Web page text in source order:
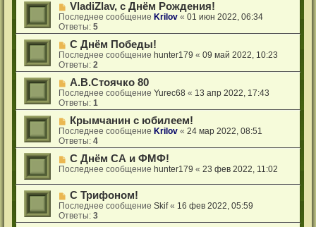
VladiZlav, с Днём Рождения!
Последнее сообщение Krilov «01 июн 2022, 06:34
Ответы:5
С Днём Победы!
Последнее сообщение hunter179 «09 май 2022, 10:23
Ответы:2
А.В.Стоячко 80
Последнее сообщениеYurec68 « 13 апр 2022, 17:43
Ответы:1
Крымчанин с юбилеем!
Последнее сообщение Krilov «24 мар 2022, 08:51
Ответы:4
С Днём СА и ФМФ!
Последнее сообщение hunter179 «23 фев 2022, 11:02
С Трифоном!
Последнее сообщениеSkif« 16 фев 2022, 05:59
Ответы:3